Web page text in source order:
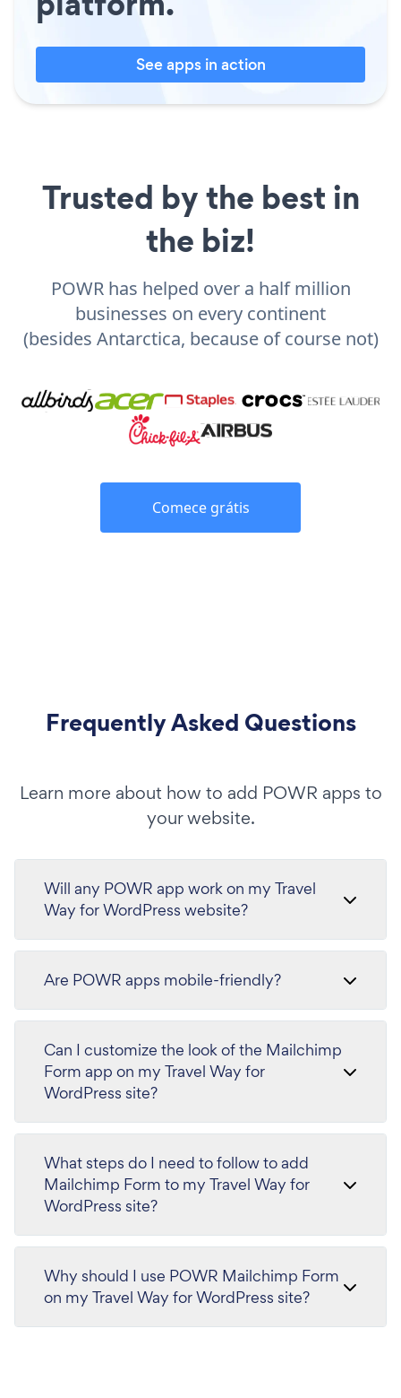
See apps in action
Trusted by the best in
the biz!
POWR has helped over a half million
businesses on every continent
(besides Antarctica, because of course not)
Comece grátis
Frequently Asked Questions
Learn more about how to add POWR apps to
your website.
Will any POWR app work on my Travel
Way for WordPress website?
Are POWR apps mobile-friendly?
Can I customize the look of the Mailchimp
Form app on my Travel Way for
WordPress site?
What steps do I need to follow to add
Mailchimp Form to my Travel Way for
WordPress site?
Why should I use POWR Mailchimp Form
on my Travel Way for WordPress site?